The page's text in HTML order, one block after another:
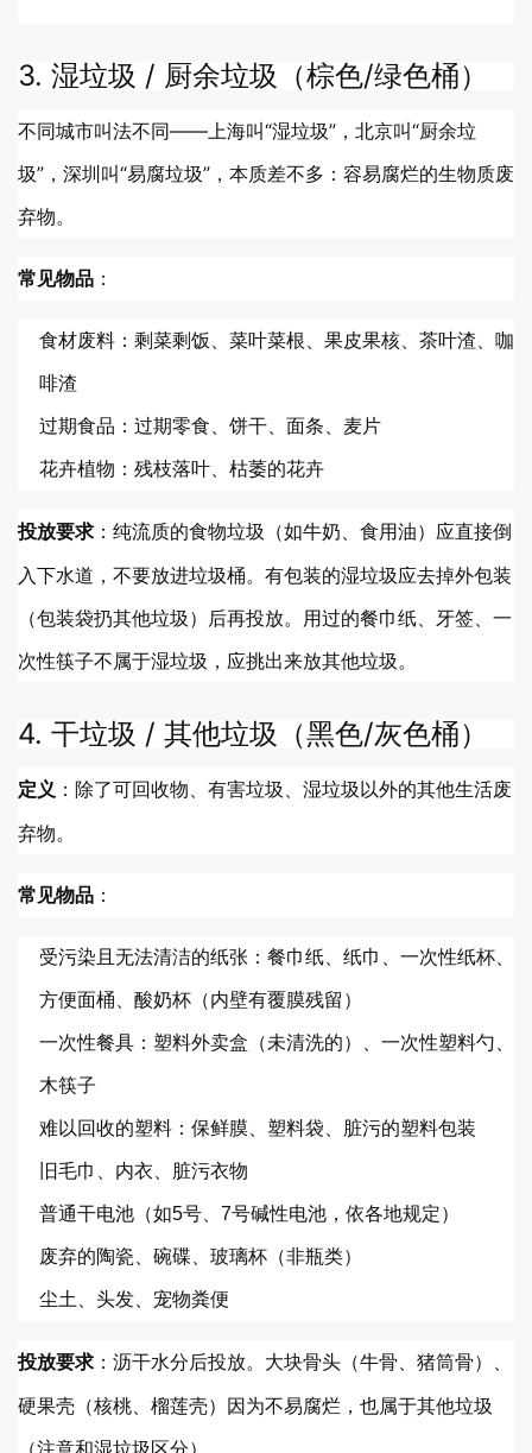
3. 湿垃圾 / 厨余垃圾（棕色/绿色桶）
不同城市叫法不同——上海叫“湿垃圾”，北京叫“厨余垃
圾”，深圳叫“易腐垃圾”，本质差不多：容易腐烂的生物质废
弃物。
常见物品 ：
食材废料：剩菜剩饭、菜叶菜根、果皮果核、茶叶渣、咖
啡渣
过期食品：过期零食、饼干、面条、麦片
花卉植物：残枝落叶、枯萎的花卉
投放要求 ：纯流质的食物垃圾（如牛奶、食用油）应直接倒
入下水道，不要放进垃圾桶。有包装的湿垃圾应去掉外包装
（包装袋扔其他垃圾）后再投放。用过的餐巾纸、牙签、一
次性筷子不属于湿垃圾，应挑出来放其他垃圾。
4. 干垃圾 / 其他垃圾（黑色/灰色桶）
定义 ：除了可回收物、有害垃圾、湿垃圾以外的其他生活废
弃物。
常见物品 ：
受污染且无法清洁的纸张：餐巾纸、纸巾、一次性纸杯、
方便面桶、酸奶杯（内壁有覆膜残留）
一次性餐具：塑料外卖盒（未清洗的）、一次性塑料勺、
木筷子
难以回收的塑料：保鲜膜、塑料袋、脏污的塑料包装
旧毛巾、内衣、脏污衣物
普通干电池（如5号、7号碱性电池，依各地规定）
废弃的陶瓷、碗碟、玻璃杯（非瓶类）
尘土、头发、宠物粪便
投放要求 ：沥干水分后投放。大块骨头（牛骨、猪筒骨）、
硬果壳（核桃、榴莲壳）因为不易腐烂，也属于其他垃圾
（注意和湿垃圾区分）。